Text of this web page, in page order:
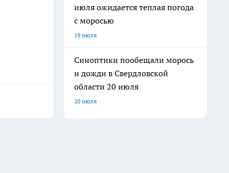
июля ожидается теплая погода
с моросью
19 июля
Синоптики пообещали морось
и дожди в Свердловской
области 20 июля
20 июля